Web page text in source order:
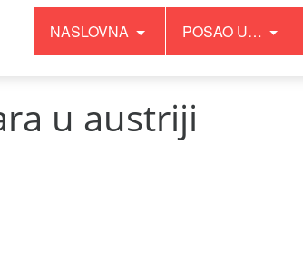
NASLOVNA POSAO U…
u austriji